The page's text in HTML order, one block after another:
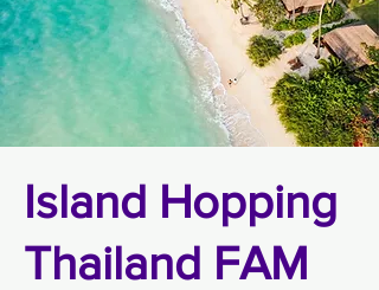
Island Hopping
Thailand FAM